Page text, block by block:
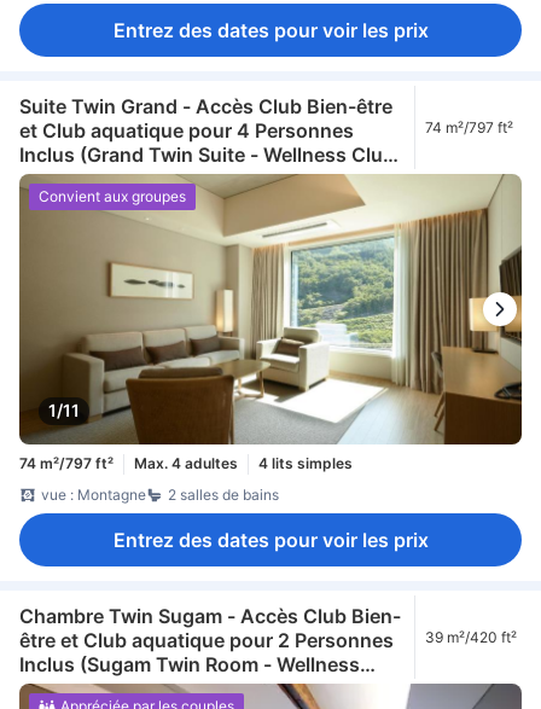
Entrez des dates pour voir les prix
Suite Twin Grand - Accès Club Bien-être
et Club aquatique pour 4 Personnes
Inclus (Grand Twin Suite - Wellness Club
and Aqua Club Access for 4 Included)
74 m²/797 ft²
1/11
Convient aux groupes
74 m²/797 ft² Max. 4 adultes
4 lits simples
vue : Montagne
2 salles de bains
Entrez des dates pour voir les prix
Chambre Twin Sugam - Accès Club Bien-
être et Club aquatique pour 2 Personnes
Inclus (Sugam Twin Room - Wellness
Club and Aqua Club Access for 2
39 m²/420 ft²